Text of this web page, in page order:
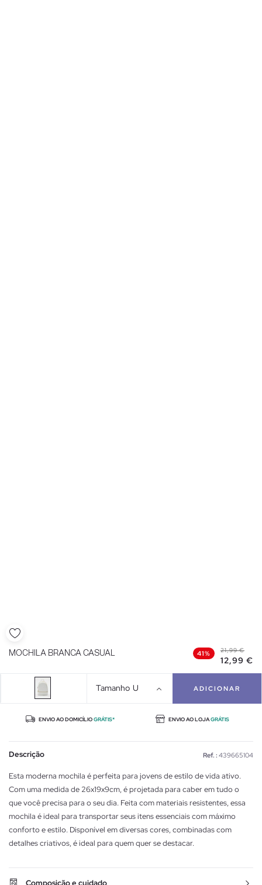
MOCHILA BRANCA CASUAL 41% 21,99 €
12,99 €
Tamanho U ADICIONAR
ENVIO AO DOMICÍLIOGRÁTIS* ENVIO AO LOJAGRÁTIS
Descrição Ref. : 439665104
Esta moderna mochila é perfeita para jovens de estilo de vida ativo.
Com uma medida de 26x19x9cm, é projetada para caber em tudo o
que você precisa para o seu dia. Feita com materiais resistentes, essa
mochila é ideal para transportar seus itens essenciais com máximo
conforto e estilo. Disponível em diversas cores, combinadas com
detalhes criativos, é ideal para quem quer se destacar.
Composição e cuidado